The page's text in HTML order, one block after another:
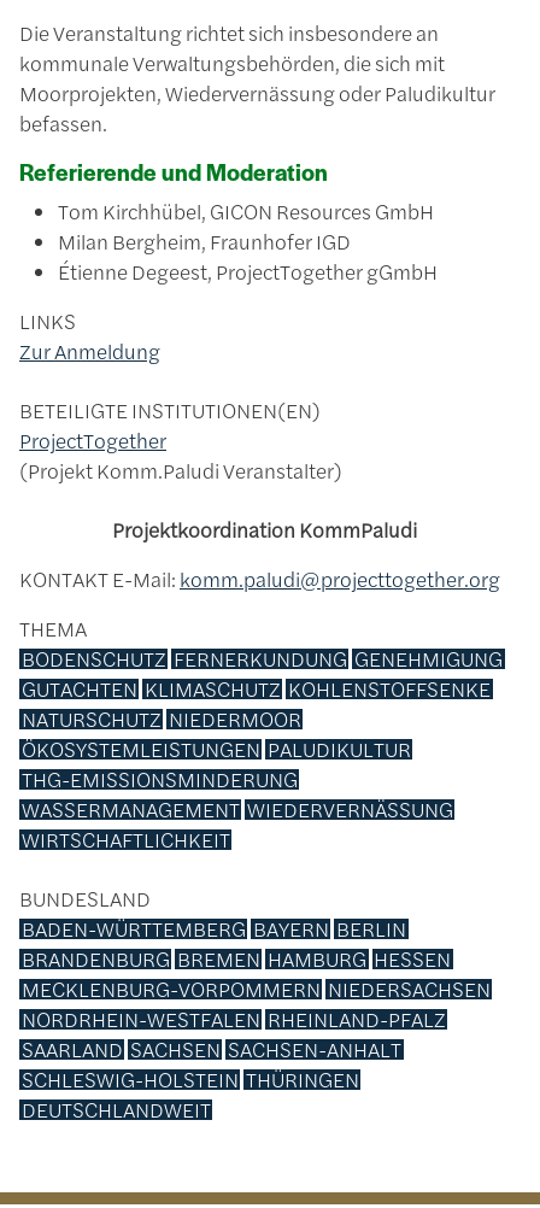
Die Veranstaltung richtet sich insbesondere an
kommunale Verwaltungsbehörden, die sich mit
Moorprojekten, Wiedervernässung oder Paludikultur
befassen.
Referierende und Moderation
Tom Kirchhübel, GICON Resources GmbH
Milan Bergheim, Fraunhofer IGD
Étienne Degeest, ProjectTogether gGmbH
LINKS
Zur Anmeldung
BETEILIGTE INSTITUTIONEN(EN)
ProjectTogether
Projekt Komm.Paludi Veranstalter
KONTAKT
Projektkoordination KommPaludi
E-Mail: komm.paludi@projecttogether.org
THEMA
BODENSCHUTZ FERNERKUNDUNG GENEHMIGUNG
GUTACHTEN KLIMASCHUTZ KOHLENSTOFFSENKE
NATURSCHUTZ NIEDERMOOR
ÖKOSYSTEMLEISTUNGEN PALUDIKULTUR
THG-EMISSIONSMINDERUNG
WASSERMANAGEMENT WIEDERVERNÄSSUNG
WIRTSCHAFTLICHKEIT
BUNDESLAND
BADEN-WÜRTTEMBERG BAYERN BERLIN
BRANDENBURG BREMEN HAMBURG HESSEN
MECKLENBURG-VORPOMMERN NIEDERSACHSEN
NORDRHEIN-WESTFALEN RHEINLAND-PFALZ
SAARLAND SACHSEN SACHSEN-ANHALT
SCHLESWIG-HOLSTEIN THÜRINGEN
DEUTSCHLANDWEIT